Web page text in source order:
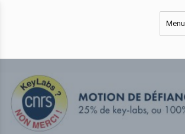
Menu